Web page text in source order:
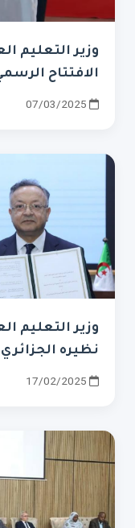
وزير التعليم
الافتتاح
07/03/2025
وزير التعليم
نظيره الجزائري
17/02/2025